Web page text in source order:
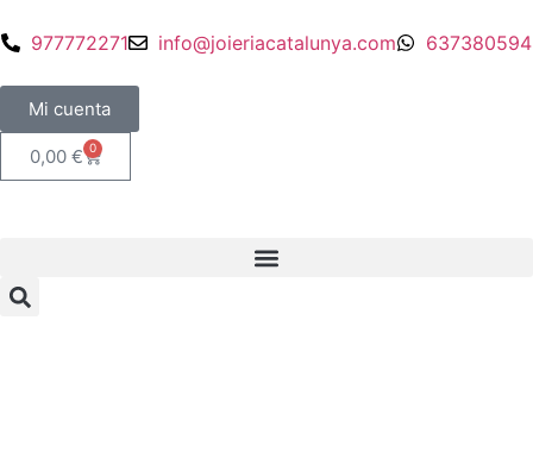
977772271 info@joieriacatalunya.com 637380594
Mi cuenta
0,00 € 0